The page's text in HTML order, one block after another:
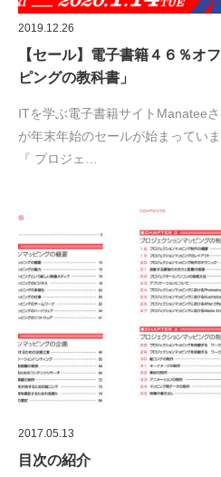
2019.12.26
【セール】電子書籍４６％オ
ピングの教科書」
ITを学ぶ電子書籍サイトManatee
が年末年始のセールが始まってい
『 プロジェ…
2017.05.13
目次の紹介